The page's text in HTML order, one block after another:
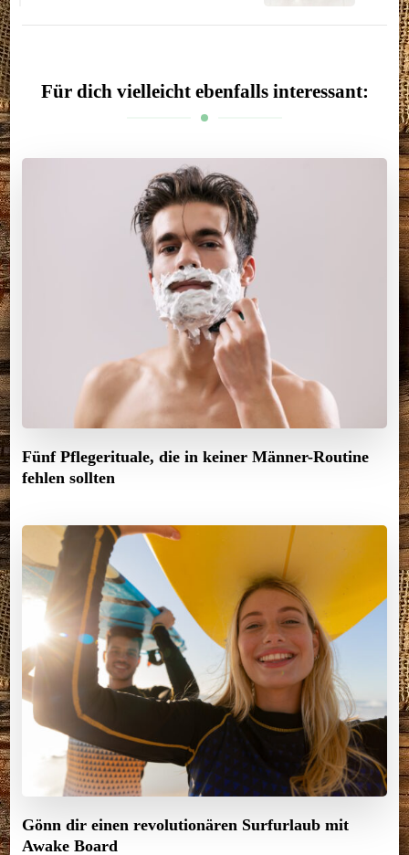
Für dich vielleicht ebenfalls interessant:
Fünf Pflegerituale, die in keiner Männer-Routine
fehlen sollten
Gönn dir einen revolutionären Surfurlaub mit
Awake Board